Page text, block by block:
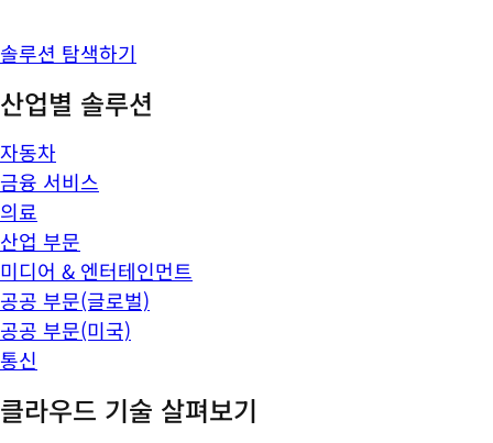
솔루션 탐색하기
산업별 솔루션
자동차
금융 서비스
의료
산업 부문
미디어 & 엔터테인먼트
공공 부문(글로벌)
공공 부문(미국)
통신
클라우드 기술 살펴보기